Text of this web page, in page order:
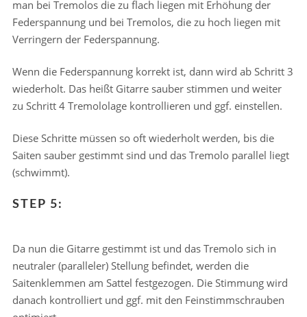
man bei Tremolos die zu flach liegen mit Erhöhung der
Federspannung und bei Tremolos, die zu hoch liegen mit
Verringern der Federspannung.
Wenn die Federspannung korrekt ist, dann wird ab Schritt 3
wiederholt. Das heißt Gitarre sauber stimmen und weiter
zu Schritt 4 Tremololage kontrollieren und ggf. einstellen.
Diese Schritte müssen so oft wiederholt werden, bis die
Saiten sauber gestimmt sind und das Tremolo parallel liegt
(schwimmt).
STEP 5:
Da nun die Gitarre gestimmt ist und das Tremolo sich in
neutraler (paralleler) Stellung befindet, werden die
Saitenklemmen am Sattel festgezogen. Die Stimmung wird
danach kontrolliert und ggf. mit den Feinstimmschrauben